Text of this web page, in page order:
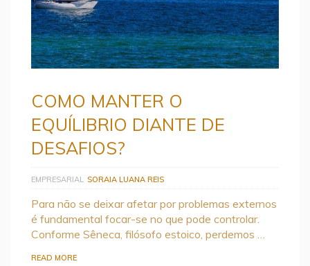
COMO MANTER O
EQUÍLIBRIO DIANTE DE
DESAFIOS?
EMPRESARIAL SORAIA LUANA REIS
Para não se deixar afetar por problemas externos
é fundamental focar-se no que pode controlar.
Conforme Sêneca, filósofo estoico, perdemos …
READ MORE